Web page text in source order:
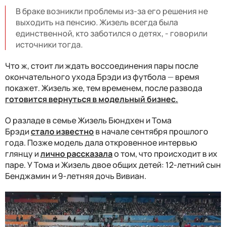
В браке возникли проблемы из-за его решения не
выходить на пенсию. Жизель всегда была
единственной, кто заботился о детях, - говорили
источники тогда.
Что ж, стоит ли ждать воссоединения пары после
окончательного ухода Брэди из футбола —время
покажет. Жизель же, тем временем, после развода
готовится вернуться в модельный бизнес.
О разладе в семье Жизель Бюндхен и Тома
Брэдистало известнов начале сентября прошлого
года. Позже модель дала откровенное интервью
глянцу илично рассказалао том, что происходит в их
паре. У Тома и Жизель двое общих детей: 12-летний сын
Бенджамин и 9-летняя дочь Вивиан.